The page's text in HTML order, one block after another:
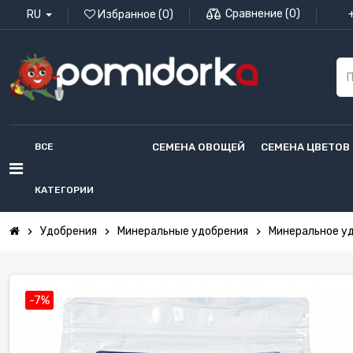
RU Избранное (0) Сравнение (0)
ВСЕ
КАТЕГОРИИ
СЕМЕНА ОВОЩЕЙ СЕМЕНА ЦВЕТОВ
chevron_right Удобрения chevron_right Минеральные удобрения chevron_right Минеральное
-7%